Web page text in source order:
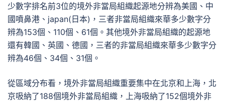
少數字排名前3位的境外非當局組織起源地分辨為美國、中
國噴鼻港、japan(日本)，三者非當局組織來華多少數字分
辨為153個、110個、61個。其他境外非當局組織的起源地
還有韓國、英國、德國，三者的非當局組織來華多少數字分
辨為46個、34個、31個。
從區域分布看，境外非當局組織重要集中在北京和上海，北
京吸納了188個境外非當局組織，上海吸納了152個境外非